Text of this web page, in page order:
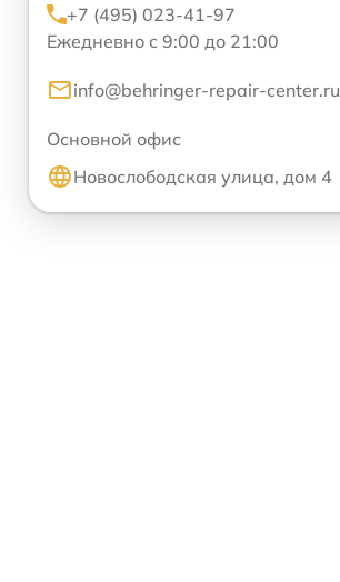
+7 (495) 023-41-97
Ежедневно с 9:00 до 21:00
info@behringer-repair-center.ru
Основной офис
Новослободская улица, дом 4